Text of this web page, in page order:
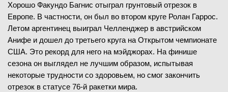
Хорошо Факундо Багнис отыграл грунтовый отрезок в
Европе. В частности, он был во втором круге Ролан Гаррос.
Летом аргентинец выиграл Челленджер в австрийском
Анифе и дошел до третьего круга на Открытом чемпионате
США. Это рекорд для него на мэйджорах. На финише
сезона он выглядел не лучшим образом, испытывая
некоторые трудности со здоровьем, но смог закончить
отрезок в статусе 76-й ракетки мира.